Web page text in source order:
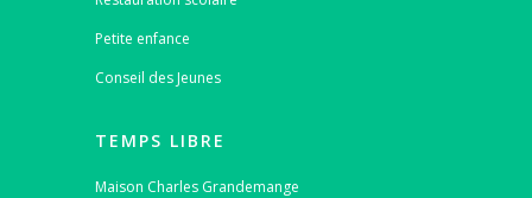
Petite enfance
Conseil des Jeunes
TEMPS LIBRE
Maison Charles Grandemange